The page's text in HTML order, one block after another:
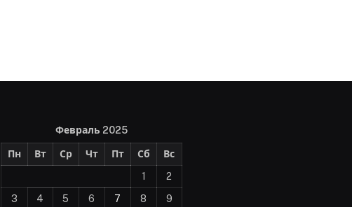
Февраль 2025
Пн Вт Ср Чт Пт Сб
Вс
1
2
3
4 5 6 7 8
9